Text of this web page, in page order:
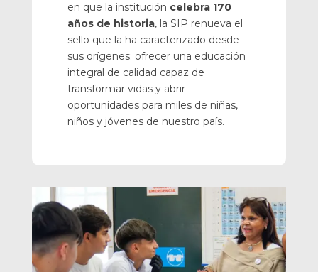
en que la institución celebra 170
años de historia, la SIP renueva el
sello que la ha caracterizado desde
sus orígenes: ofrecer una educación
integral de calidad capaz de
transformar vidas y abrir
oportunidades para miles de niñas,
niños y jóvenes de nuestro país.